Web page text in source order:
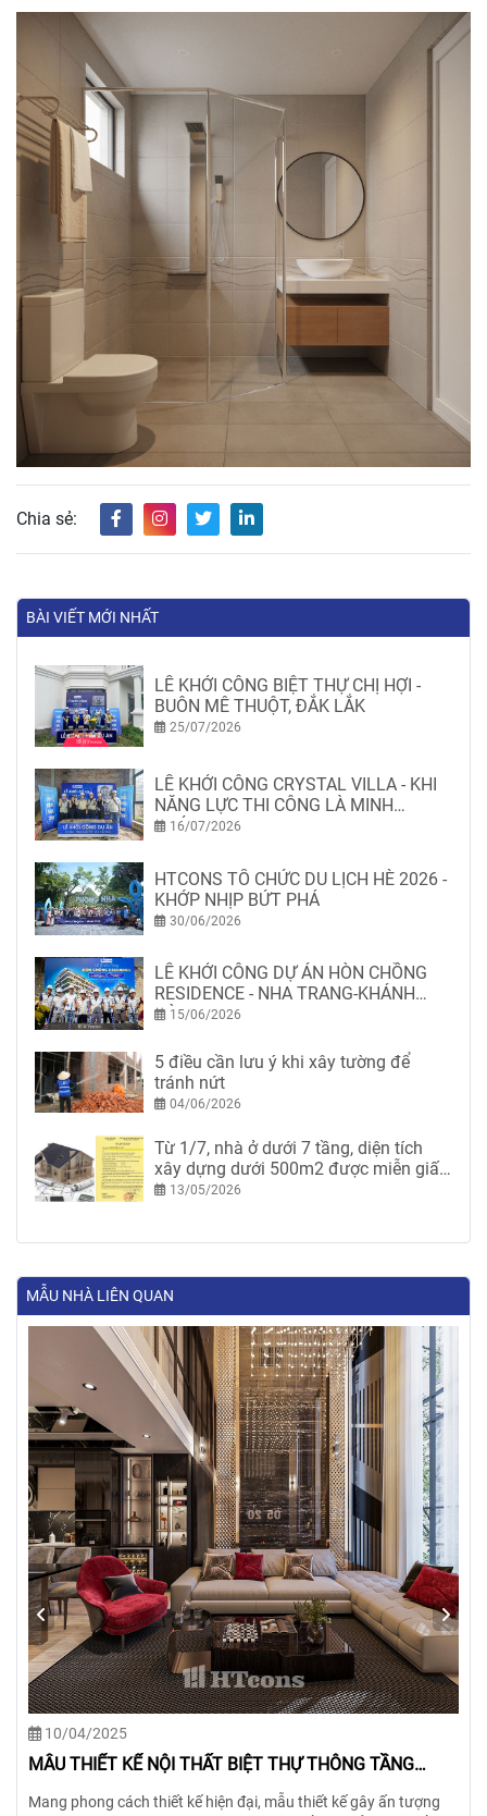
Chia sẻ:
BÀI VIẾT MỚI NHẤT
LỄ KHỞI CÔNG BIỆT THỰ CHỊ HỢI -
BUÔN MÊ THUỘT, ĐẮK LẮK
25/07/2026
LỄ KHỞI CÔNG CRYSTAL VILLA - KHI
NĂNG LỰC THI CÔNG LÀ MINH
CHỨNG
16/07/2026
HTCONS TỔ CHỨC DU LỊCH HÈ 2026 -
KHỚP NHỊP BỨT PHÁ
30/06/2026
LỄ KHỞI CÔNG DỰ ÁN HÒN CHỒNG
RESIDENCE - NHA TRANG-KHÁNH
HÒA15/06/2026
5 điều cần lưu ý khi xây tường để
tránh nứt
04/06/2026
Từ 1/7, nhà ở dưới 7 tầng, diện tích
xây dựng dưới 500m2 được miễn giấy
phép xây dựng
13/05/2026
MẪU NHÀ LIÊN QUAN
11/04/2025
MÊ MẨN VỚI MẪU THIẾT KẾ NỘI THẤT PHONG CÁCH
FARMHOUSE
Lấy cảm hứng từ những nông trại bình yên nơi miền quê châu
Âu…, phong cách nội thất Farmhouse mang trong mình vẻ đẹp
mộc mạc, ấm áp nhưng không kém phần tinh tế. Đây là sự giao
thoa giữa những giá trị truyền thống và hơi thở hiện đại, tạo nên
một chốn an yên giữa lòng đô thị xô bồ.